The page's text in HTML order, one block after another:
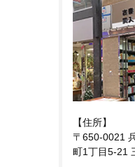
【住所】
〒650-0021
町1丁目5-21